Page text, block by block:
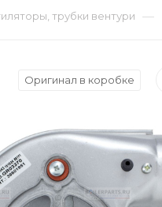
трубки вентури —
Оригинал в коробке